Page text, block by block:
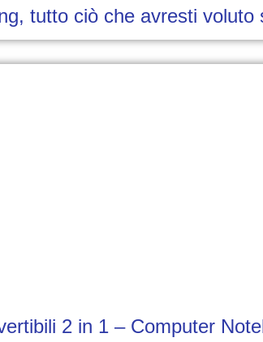
tutto ciò che avresti voluto
2 in 1 – Computer